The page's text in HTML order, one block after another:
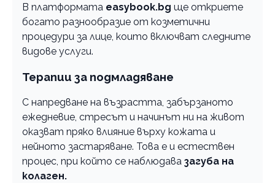
В платформата easybook.bg ще откриете
богато разнообразие от козметични
процедури за лице, които включват следните
видове услуги.
Терапии за подмладяване
С напредване на възрастта, забързаното
ежедневие, стресът и начинът ни на живот
оказват пряко влияние върху кожата и
нейното застаряване. Това е и естествен
процес, при който се наблюдава загуба на
колаген.